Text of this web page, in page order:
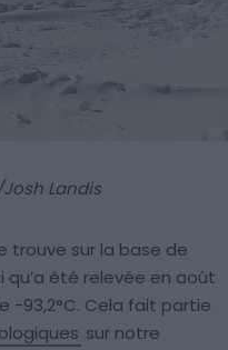
Landis
trouve sur la base de
qu’a été relevée en août
-93,2°C. Cela fait partie
sur notre